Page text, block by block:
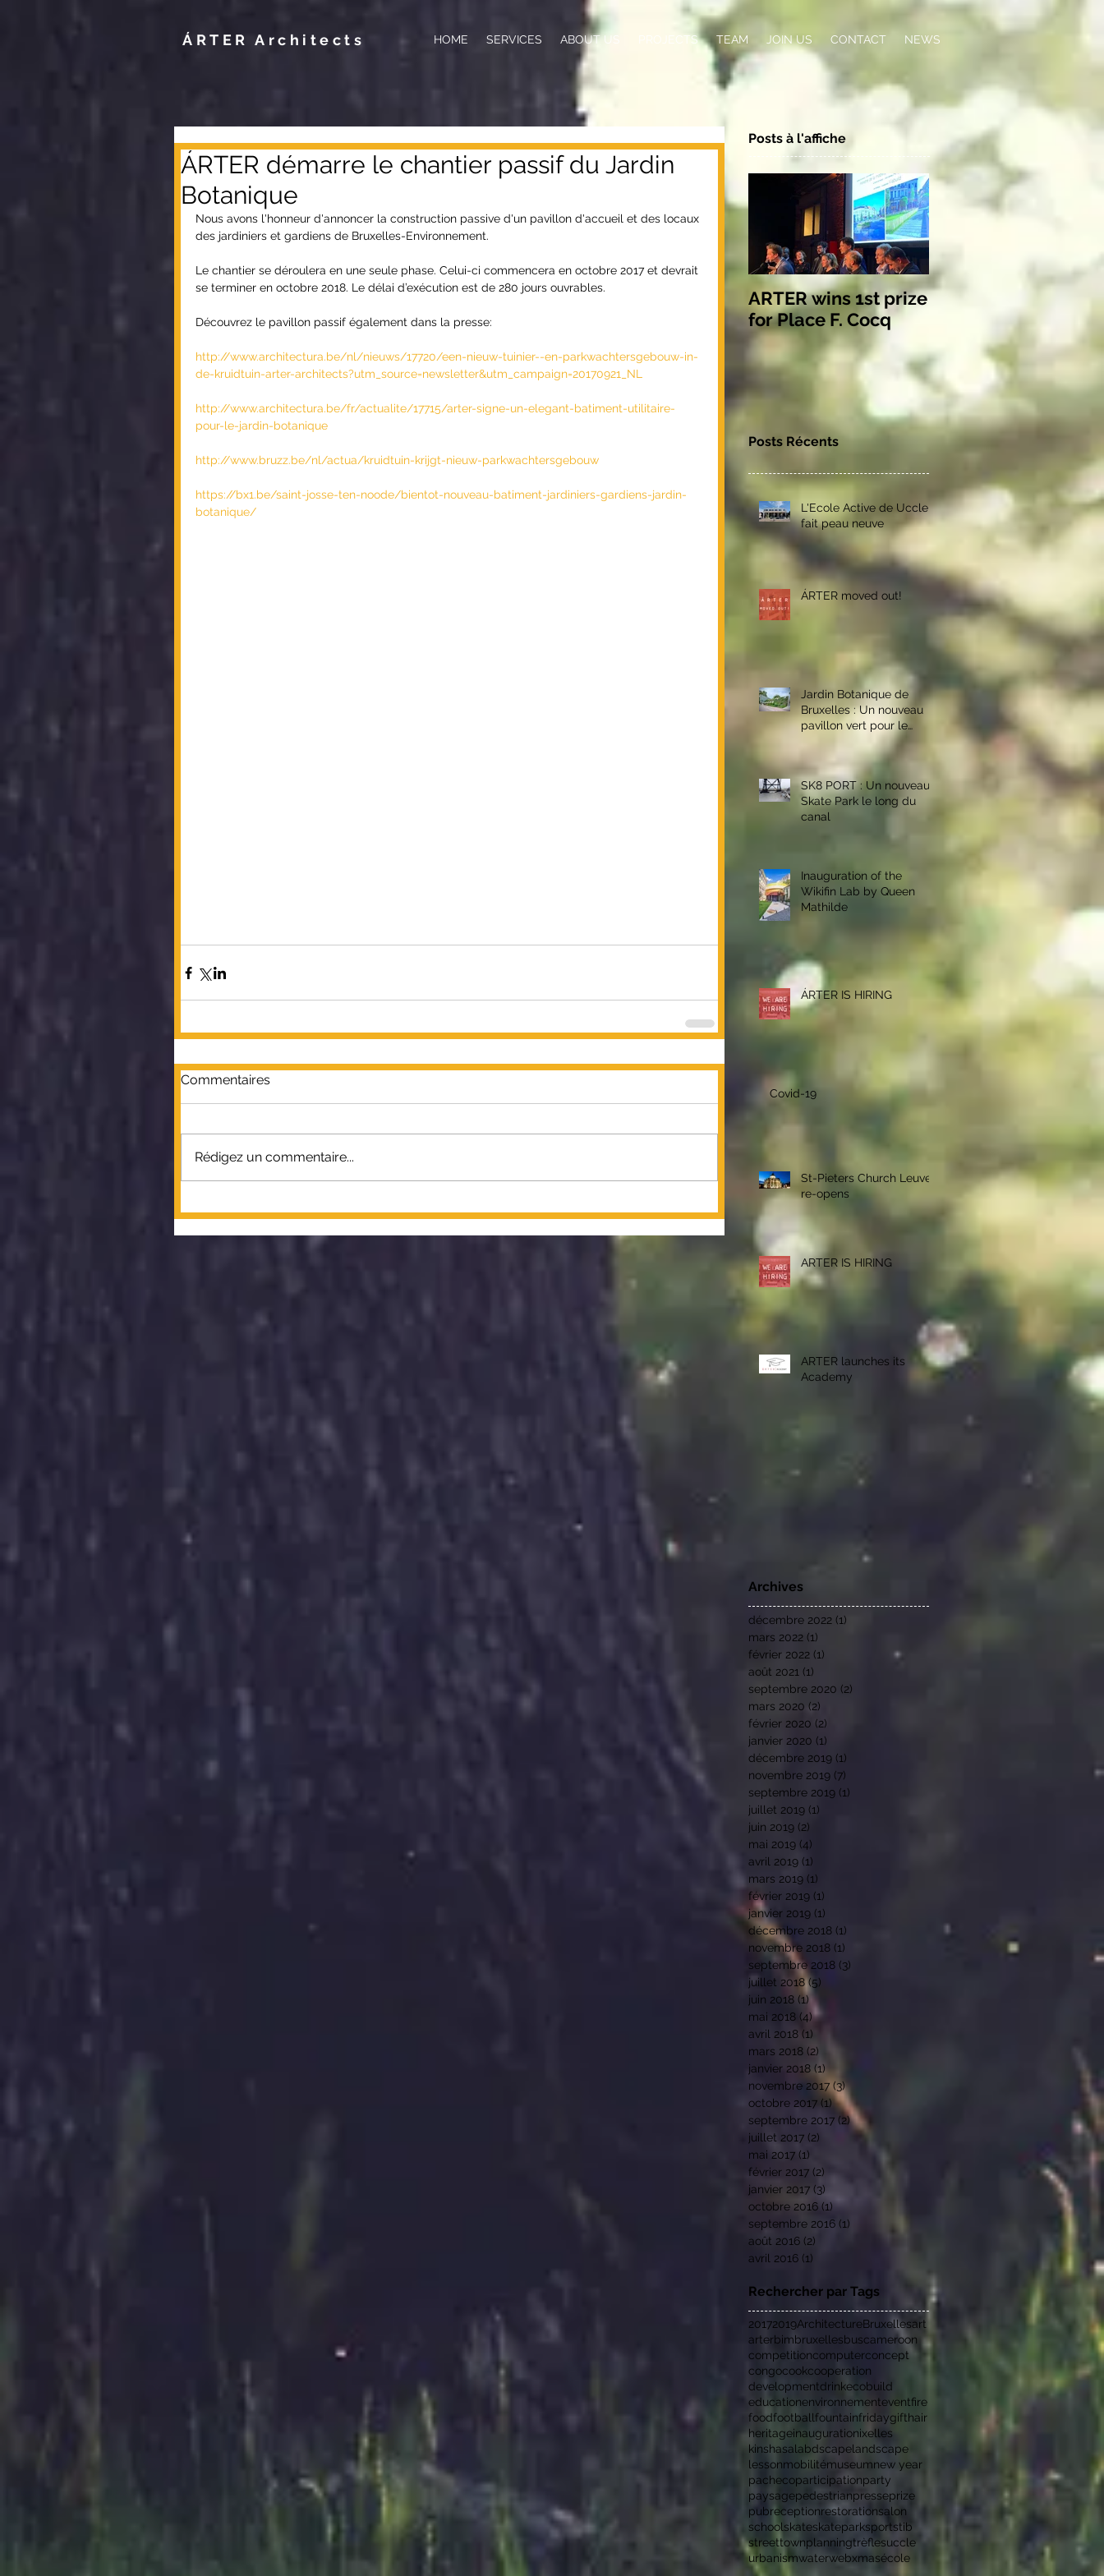
ÁRTER Architects HOME SERVICES ABOUT US PROJECTS TEAM JOIN US CONTACT NEWS
ÁRTER démarre le chantier passif du Jardin
Botanique
Nous avons l'honneur d'annoncer la construction passive d'un pavillon d'accueil et des locaux
des jardiniers et gardiens de Bruxelles-Environnement.
Le chantier se déroulera en une seule phase. Celui-ci commencera en octobre 2017 et devrait
se terminer en octobre 2018. Le délai d’exécution est de 280 jours ouvrables.
Découvrez le pavillon passif également dans la presse:
http://www.architectura.be/nl/nieuws/17720/een-nieuw-tuinier--en-parkwachtersgebouw-in-
de-kruidtuin-arter-architects?utm_source=newsletter&utm_campaign=20170921_NL
http://www.architectura.be/fr/actualite/17715/arter-signe-un-elegant-batiment-utilitaire-
pour-le-jardin-botanique
http://www.bruzz.be/nl/actua/kruidtuin-krijgt-nieuw-parkwachtersgebouw
https://bx1.be/saint-josse-ten-noode/bientot-nouveau-batiment-jardiniers-gardiens-jardin-
botanique/
Commentaires
Rédigez un commentaire...
Posts à l'affiche
ARTER wins 1st prize
for Place F. Cocq
Posts Récents
L'Ecole Active de Uccle
fait peau neuve
ÁRTER moved out!
Jardin Botanique de
Bruxelles : Un nouveau
pavillon vert pour le
personnel des parcs
SK8 PORT : Un nouveau
Skate Park le long du
canal
Inauguration of the
Wikifin Lab by Queen
Mathilde
ÁRTER IS HIRING
Covid-19
St-Pieters Church Leuven
re-opens
ARTER IS HIRING
ARTER launches its
Academy
Archives
décembre 2022 (1)
mars 2022 (1)
février 2022 (1)
août 2021 (1)
septembre 2020 (2)
mars 2020 (2)
février 2020 (2)
janvier 2020 (1)
décembre 2019 (1)
novembre 2019 (7)
septembre 2019 (1)
juillet 2019 (1)
juin 2019 (2)
mai 2019 (4)
avril 2019 (1)
mars 2019 (1)
février 2019 (1)
janvier 2019 (1)
décembre 2018 (1)
novembre 2018 (1)
septembre 2018 (3)
juillet 2018 (5)
juin 2018 (1) 1 post
mai 2018 (4)4 posts
avril 2018 (1)
mars 2018 (2)
janvier 2018 (1)
novembre 2017 (3)3 posts
octobre 2017 (1)1 post
septembre 2017 (2)2 posts
juillet 2017 (2)
mai 2017 (1)
février 2017 (2)
janvier 2017 (3)
octobre 2016 (1) 1 post
septembre 2016 (1)
août 2016 (2)
avril 2016 (1)
Rechercher par Tags
20172019ArchitectureBruxellesart
arterbimbruxellesbuscameroon
competitioncomputerconcept
congocookcooperation
developmentdrinkecobuild
educationenvironnementeventfire
foodfootballfountainfridaygifthair
heritageinaugurationixelles
kinshasalabdscapelandscape
lessonmobilitémuseumnew year
pachecoparticipationparty
paysagepedestrianpresseprize
pubreceptionrestorationsalon
schoolskateskateparksportstib
streettownplanningtrèflesuccle
urbanismwaterwebxmasécole